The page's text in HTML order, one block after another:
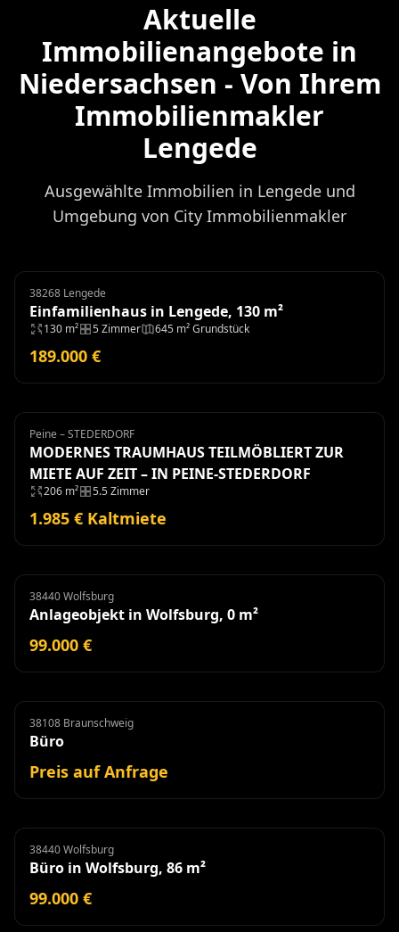
Aktuelle
Immobilienangebote in
Niedersachsen - Von Ihrem
Immobilienmakler
Lengede
Ausgewählte Immobilien in Lengede und
Umgebung von City Immobilienmakler
Einfamilienhaus
38268 Lengede
Einfamilienhaus in Lengede, 130 m²
130 m² 5 Zimmer 645 m² Grundstück
189.000 €
Haus Miete
Peine – STEDERDORF
MODERNES TRAUMHAUS TEILMÖBLIERT ZUR
MIETE AUF ZEIT – IN PEINE-STEDERDORF
206 m² 5.5 Zimmer
1.985 € Kaltmiete
Anlageobjekt
38440 Wolfsburg
Anlageobjekt in Wolfsburg, 0 m²
99.000 €
Büro Miete
38108 Braunschweig
Büro
Preis auf Anfrage
Büro
38440 Wolfsburg
Büro in Wolfsburg, 86 m²
99.000 €